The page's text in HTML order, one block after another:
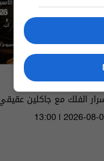
الفلك
٢٠٢٦ | 2026
13:00 | 2026-08-